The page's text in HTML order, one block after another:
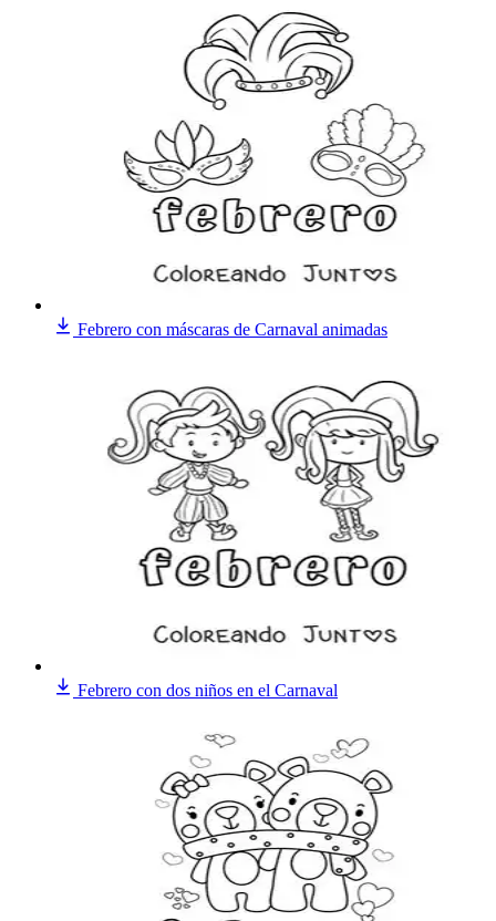
Febrero con máscaras de Carnaval animadas
Febrero con dos niños en el Carnaval